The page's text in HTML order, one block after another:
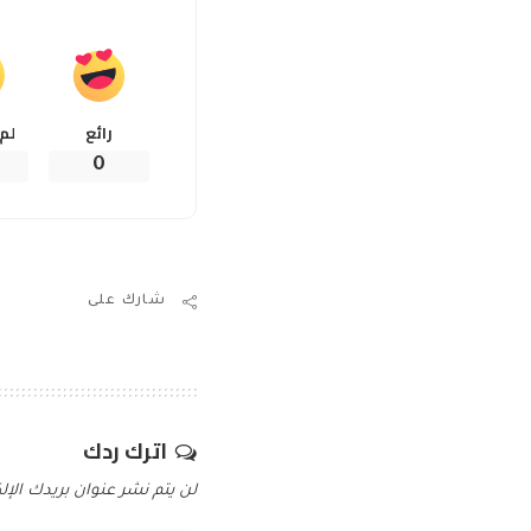
رائع
0
شارك على
اترك ردك
لن يتم نشر عنوان بريدك